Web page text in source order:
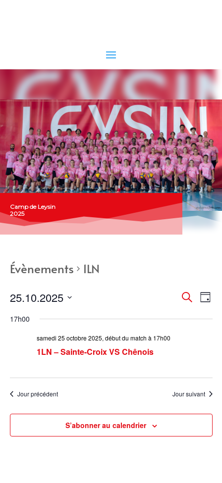
Camp de Leysin
2025
Évènements 1LN
Recherche
de
Jour
25.10.2025
une
17h00
samedi 25 octobre 2025, début du match à 17h00
1LN – Sainte-Croix VS Chênois
Jour précédent Jour suivant
S’abonner au calendrier